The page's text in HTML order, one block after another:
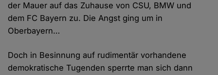
der Mauer auf das Zuhause von CSU, BMW und
dem FC Bayern zu. Die Angst ging um in
Oberbayern…
Doch in Besinnung auf rudimentär vorhandene
demokratische Tugenden sperrte man sich dann